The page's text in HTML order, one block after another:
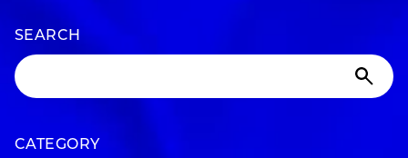
SEARCH
CATEGORY